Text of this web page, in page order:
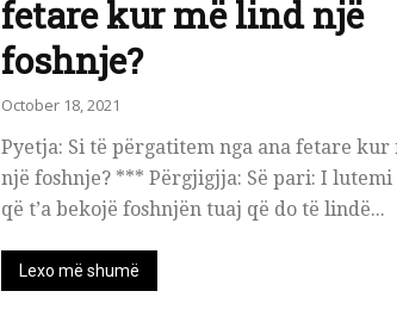
fetare kur më lind një
foshnje?
October 18, 2021
Pyetja: Si të përgatitem nga ana fetare kur
një foshnje? *** Përgjigjja: Së pari: I
që t’a bekojë foshnjën tuaj që do të lindë...
Lexo më shumë